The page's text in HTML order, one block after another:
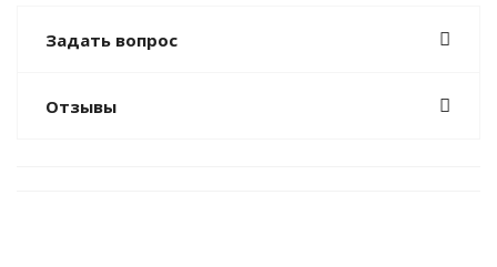
Задать вопрос
Отзывы